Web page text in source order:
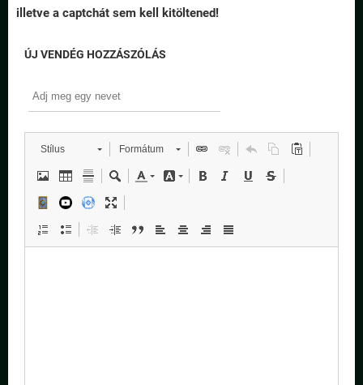
illetve a captchát sem kell kitöltened!
ÚJ VENDÉG HOZZÁSZÓLÁS
Stílus Formátum